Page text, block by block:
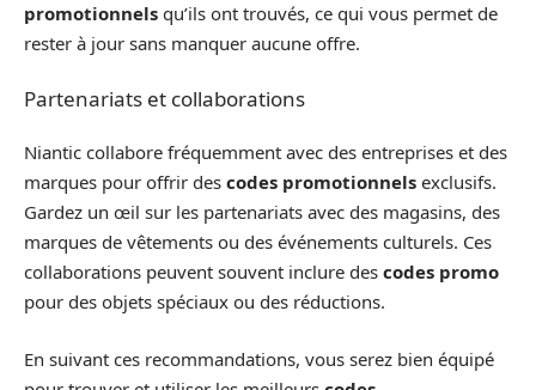
promotionnels qu’ils ont trouvés, ce qui vous permet de
rester à jour sans manquer aucune offre.
Partenariats et collaborations
Niantic collabore fréquemment avec des entreprises et des
marques pour offrir des codes promotionnels exclusifs.
Gardez un œil sur les partenariats avec des magasins, des
marques de vêtements ou des événements culturels. Ces
collaborations peuvent souvent inclure des codes promo
pour des objets spéciaux ou des réductions.
En suivant ces recommandations, vous serez bien équipé